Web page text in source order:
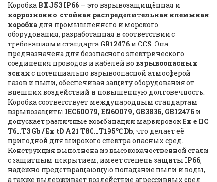
Коробка BXJ53 IP66 — это взрывозащищённая и
коррозионно-стойкая распределительная клеммная
коробкадля промышленного и морского
оборудования, разработанная в соответствии с
требованиями стандарта GB12476 и CCS. Она
предназначена для безопасного электрического
соединения проводов и кабелей во взрывоопасных
зонах с потенциально взрывоопасной атмосферой
газов и пыли, обеспечивая защиту оборудования от
внешних воздействий и повышенную долговечность.
Коробка соответствует международным стандартам
взрывозащиты IEC60079, EN60079, GB3836, GB12476 и
допускает различные комбинации маркировокEx e IIC
T6…T3 Gb / Ex tD A21 T80…T195℃ Db, что делает её
пригодной для широкого спектра опасных сред.
Конструкция выполнена из высококачественной стали
с защитным покрытием, имеет степень защиты IP66,
надёжно предотвращающую попадание пыли и воды,
а также выдерживает воздействие агрессивных сред